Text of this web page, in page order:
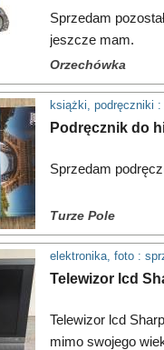
Sprzedam
jeszcze mam.
Orzechówka
książki, podręczniki :
Podręcznik do
Sprzedam
Turze Pole
elektronika, foto :
Telewizor lcd
Telewizor lcd
mimo swojego